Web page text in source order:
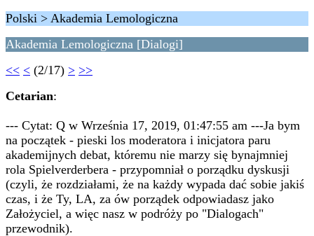
Polski > Akademia Lemologiczna
Akademia Lemologiczna [Dialogi]
<< < (2/17) > >>
Cetarian:
--- Cytat: Q w Września 17, 2019, 01:47:55 am ---Ja bym
na początek - pieski los moderatora i inicjatora paru
akademijnych debat, któremu nie marzy się bynajmniej
rola Spielverderbera - przypomniał o porządku dyskusji
(czyli, że rozdziałami, że na każdy wypada dać sobie jakiś
czas, i że Ty, LA, za ów porządek odpowiadasz jako
Założyciel, a więc nasz w podróży po "Dialogach"
przewodnik).